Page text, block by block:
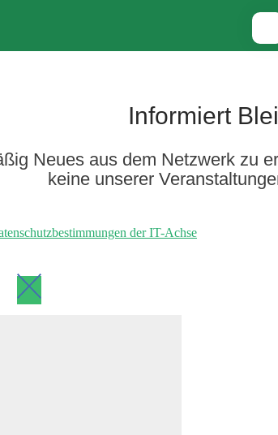
Informiert
Neues aus dem Netzwerk zu
keine unserer
der IT-Achse